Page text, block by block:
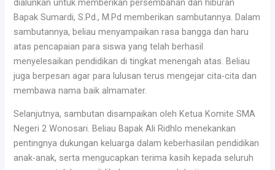
dialunkan untuk memberikan persembahan dan hiburan
Bapak Sumardi, S.Pd., M.Pd memberikan sambutannya. Dalam
sambutannya, beliau menyampaikan rasa bangga dan haru
atas pencapaian para siswa yang telah berhasil
menyelesaikan pendidikan di tingkat menengah atas. Beliau
juga berpesan agar para lulusan terus mengejar cita-cita dan
membawa nama baik almamater.
Selanjutnya, sambutan disampaikan oleh Ketua Komite SMA
Negeri 2 Wonosari. Beliau Bapak Ali Ridhlo menekankan
pentingnya dukungan keluarga dalam keberhasilan pendidikan
anak-anak, serta mengucapkan terima kasih kepada seluruh